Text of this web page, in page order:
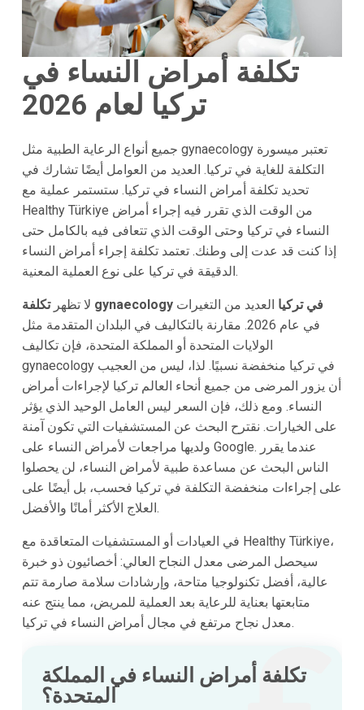
تكلفة أمراض النساء في
تركيا لعام 2026
جميع أنواع الرعاية الطبية مثل gynaecology تعتبر ميسورة
التكلفة للغاية في تركيا. العديد من العوامل أيضًا تشارك في
تحديد تكلفة أمراض النساء في تركيا. ستستمر عملية مع
Healthy Türkiye من الوقت الذي تقرر فيه إجراء أمراض
النساء في تركيا وحتى الوقت الذي تتعافى فيه بالكامل حتى
إذا كنت قد عدت إلى وطنك. تعتمد تكلفة إجراء أمراض النساء
الدقيقة في تركيا على نوع العملية المعنية.
لا تظهر تكلفة gynaecology في تركيا العديد من التغيرات
في عام 2026. مقارنة بالتكاليف في البلدان المتقدمة مثل
الولايات المتحدة أو المملكة المتحدة، فإن تكاليف
gynaecology في تركيا منخفضة نسبيًا. لذا، ليس من العجيب
أن يزور المرضى من جميع أنحاء العالم تركيا لإجراءات أمراض
النساء. ومع ذلك، فإن السعر ليس العامل الوحيد الذي يؤثر
على الخيارات. نقترح البحث عن المستشفيات التي تكون آمنة
ولديها مراجعات لأمراض النساء على Google. عندما يقرر
الناس البحث عن مساعدة طبية لأمراض النساء، لن يحصلوا
على إجراءات منخفضة التكلفة في تركيا فحسب، بل أيضًا على
العلاج الأكثر أمانًا والأفضل.
في العيادات أو المستشفيات المتعاقدة مع Healthy Türkiye،
سيحصل المرضى معدل النجاح العالي: أخصائيون ذو خبرة
عالية، أفضل تكنولوجيا متاحة، وإرشادات سلامة صارمة تتم
متابعتها بعناية للرعاية بعد العملية للمريض، مما ينتج عنه
معدل نجاح مرتفع في مجال أمراض النساء في تركيا.
تكلفة أمراض النساء في المملكة
المتحدة؟